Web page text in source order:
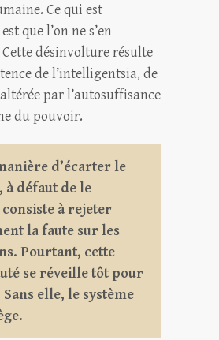
Ce qui est
que l’on ne s’en
désinvolture résulte
de l’intelligentsia, de
par l’autosuffisance
du pouvoir.
d’écarter le
à défaut de le
à rejeter
la faute sur les
Pourtant, cette
se réveille tôt pour
elle, le système